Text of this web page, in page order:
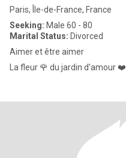
Paris, Île-de-France, France
Seeking: Male 60 - 80
Marital Status: Divorced
Aimer et être aimer
La fleur 🌹 du jardin d'amour ❤️